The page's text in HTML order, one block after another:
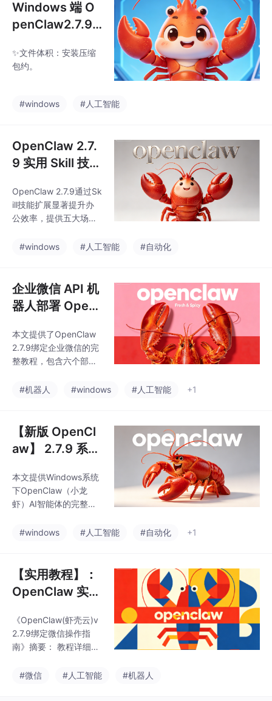
Windows 端 O
penClaw2.7.9
Python 与 Nod
e 手动环境配置
✨文件体积：安装压缩
包约。
#windows #人工智能
OpenClaw 2.7.
9 实用 Skill 技能
办公效率（包含
安装包）
OpenClaw 2.7.9通过Sk
ill技能扩展显著提升办
公效率，提供五大场景
（自动分类/搜索/重命
浏览器操作（信息采集/
自动填表）、系统工具
（状态检测/垃圾清理）
文本摘要）。推荐新手
启用核心五技能组合，
实现文件整理、办公文
页采集和系统维护的一
#windows #人工智能 #自动化
企业微信 API 机
器人部署 Open
限配置攻略（含
新版链接）
本文提供了OpenClaw
2.7.9绑定企业微信的完
整教程，包含六个部
设备已安装OpenClaw
获取地址；3. 详细配置
步骤，从创建机器人到
权限设置共18步；4. 自
决方法；6. 参考链接。
教程重点讲解了如何通
过API模式创建企业微信
ecret密钥，并在Open
#机器人 #windows #人工智能 +1
【新版 OpenCl
aw】 2.7.9 系统
设置详解（含安
装包）
本文提供Windows系统
下OpenClaw（小龙
虾）AI智能体的完整部
自然语言指令自动完成
景。教程包含：1.核心
优势（本地运行/多平台
兼容）；2.安装前需关
业工具解压45.8MB部
署包；4.处理系统拦截
提示；5.设置纯英文路
钟完成依赖部署；7.初
#windows #人工智能 #自动化 +1
【实用教程】：
OpenClaw 实现
置（含安装包）
《OpenClaw(虾壳云)v
2.7.9绑定微信操作指
南》摘要： 教程详细介
law v2.7.9绑定微信的
#微信 #人工智能 #机器人